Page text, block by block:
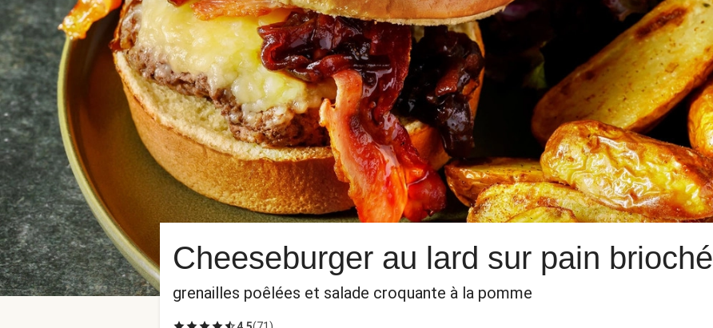
Cheeseburger au lard sur pain brioché
grenailles poêlées et salade croquante à la pomme